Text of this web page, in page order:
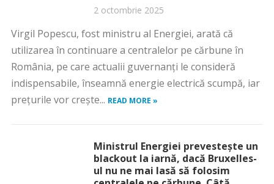
2 octombrie 2025
Virgil Popescu, fost ministru al Energiei, arată că
utilizarea în continuare a centralelor pe cărbune în
România, pe care actualii guvernanți le consideră
indispensabile, înseamnă energie electrică scumpă, iar
prețurile vor crește... READ MORE »
Ministrul Energiei prevestește un
blackout la iarnă, dacă Bruxelles-
ul nu ne mai lasă să folosim